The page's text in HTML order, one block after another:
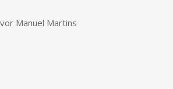
Manuel Martins